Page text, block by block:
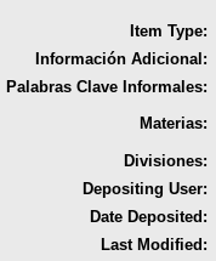
Item Type:
Información Adicional:
Palabras Clave Informales:
Materias:
Divisiones:
Depositing User:
Date Deposited:
Last Modified: